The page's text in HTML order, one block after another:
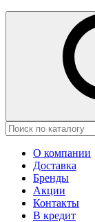
О компании
Доставка
Бренды
Акции
Контакты
В кредит